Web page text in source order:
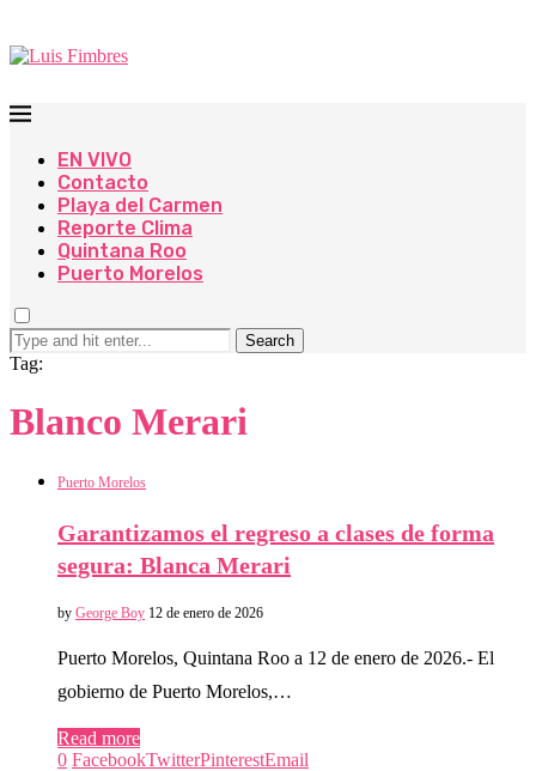
EN VIVO
Contacto
Playa del Carmen
Reporte Clima
Quintana Roo
Puerto Morelos
Search
Tag:
Blanco Merari
Puerto Morelos
Garantizamos el regreso a clases de forma
segura: Blanca Merari
by George Boy 12 de enero de 2026
Puerto Morelos, Quintana Roo a 12 de enero de 2026.- El
gobierno de Puerto Morelos,…
Read more
0 FacebookTwitterPinterestEmail